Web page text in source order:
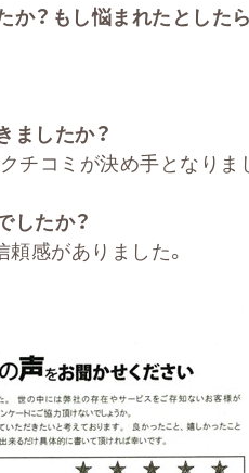
？もし悩まれたとした
ましたか？
チコミが決め手となりま
したか？
感がありました。